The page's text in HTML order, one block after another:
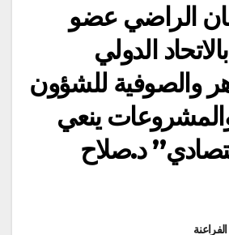
الراضي عضو
بالاتحاد الدولي
والصوفية للشؤون
والمشروعات ينعي
د.صلاح